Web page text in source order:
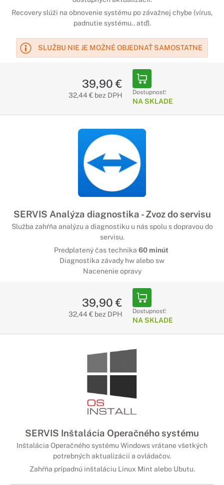
Recovery slúži na obnovenie systému po závažnej chybe (vírus,
padnutie systému.. atď).
SLUŽBU NIE JE MOŽNÉ OBJEDNAŤ SAMOSTATNE
39,90 €
32,44 € bez DPH Dostupnosť:
NA SKLADE
SERVIS Analýza diagnostika - Zvoz do servisu
Služba zahŕňa analýzu a diagnostiku u nás spolu s dopravou do
servisu.
Predplatený čas technika 60 minút
Diagnostika závady hw alebo sw
Nacenenie opravy
39,90 €
32,44 € bez DPH Dostupnosť:
NA SKLADE
SERVIS Inštalácia Operačného systému
Inštalácia Operačného systému Windows vrátane všetkých
potrebných aktualizácií a ovládačov.
Zahŕňa prípadnú inštaláciu Linux Mint alebo Ubutu.